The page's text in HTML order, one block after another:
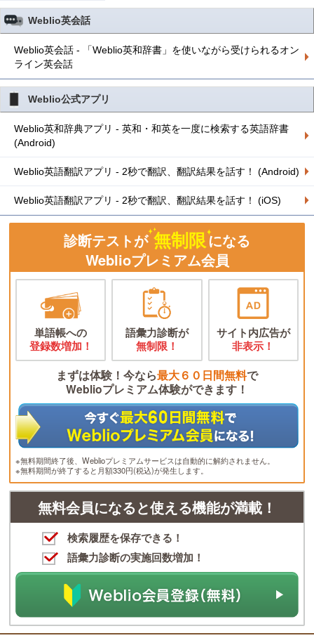
Weblio英会話
Weblio英会話 - 「Weblio英和辞書」を使いながら受けられるオン
ライン英会話
Weblio公式アプリ
Weblio英和辞典アプリ - 英和・和英を一度に検索する英語辞書
(Android)
Weblio英語翻訳アプリ - 2秒で翻訳、翻訳結果を話す！ (Android)
Weblio英語翻訳アプリ - 2秒で翻訳、翻訳結果を話す！ (iOS)
診断テストが 無制限になる
Weblioプレミアム会員
単語帳への
登録数増加！
語彙力診断が
無制限！
サイト内広告が
非表示！
まずは体験！今なら最大６０日間無料で
Weblioプレミアム体験ができます！
※無料期間終了後、Weblioプレミアムサービスは自動的に解約されません。
※無料期間が終了すると月額330円(税込)が発生します。
無料会員になると使える機能が満載！
検索履歴を保存できる！
語彙力診断の実施回数増加！